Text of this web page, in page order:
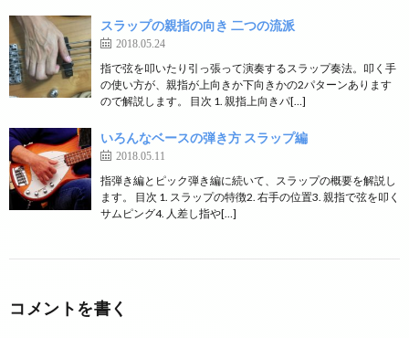
スラップの親指の向き 二つの流派
2018.05.24
指で弦を叩いたり引っ張って演奏するスラップ奏法。叩く手
の使い方が、親指が上向きか下向きかの2パターンあります
ので解説します。 目次 1. 親指上向きパ[…]
いろんなベースの弾き方 スラップ編
2018.05.11
指弾き編とピック弾き編に続いて、スラップの概要を解説し
ます。 目次 1. スラップの特徴2. 右手の位置3. 親指で弦を叩く
サムピング4. 人差し指や[…]
コメントを書く